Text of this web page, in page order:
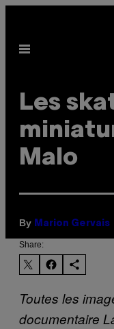
content
Open
Les
Malo
By Marion Gervais
Share:
Toutes les
documentaire